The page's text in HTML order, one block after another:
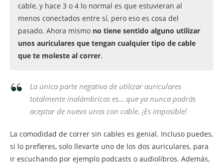
cable, y hace 3 o 4 lo normal es que estuvieran al
menos conectados entre sí, pero eso es cosa del
pasado. Ahora mismo no tiene sentido alguno utilizar
unos auriculares que tengan cualquier tipo de cable
que te moleste al correr.
La única parte negativa de utilizar auriculares
totalmente inalámbricos es… que ya nunca podrás
aceptar de nuevo unos con cable. ¡Es imposible!
La comodidad de correr sin cables es genial. Incluso puedes,
si lo prefieres, solo llevarte uno de los dos auriculares, para
ir escuchando por ejemplo podcasts o audiolibros. Además,